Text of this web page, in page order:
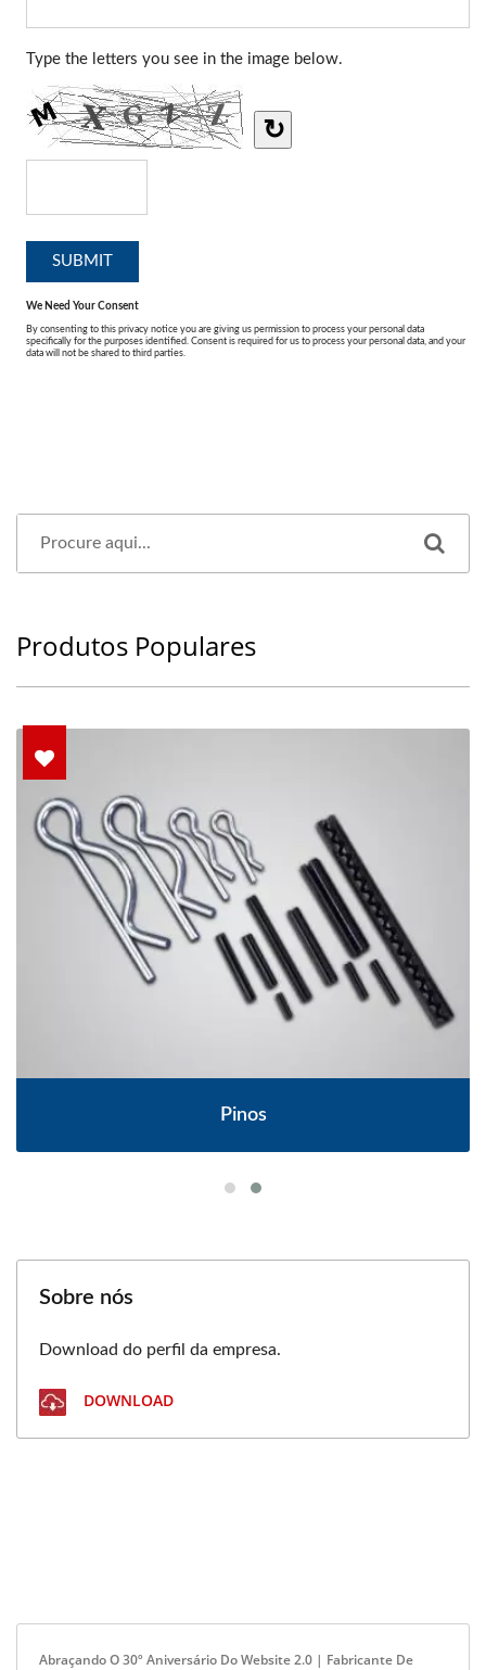
Produtos Populares
Pinos
Sobre nós
Download do perfil da empresa.
DOWNLOAD
Abraçando O 30º Aniversário Do Website 2.0 | Fabricante De